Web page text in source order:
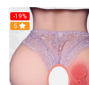
-19%
Hot
5